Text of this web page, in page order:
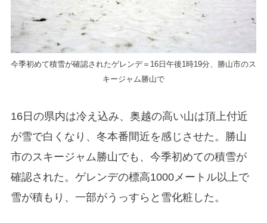
今季初めて積雪が確認されたゲレンデ＝16日午後1時19分、勝山市のス
キージャム勝山で
16日の県内は冷え込み、奥越の高い山は頂上付近
が雪で白くなり、冬本番間近を感じさせた。勝山
市のスキージャム勝山でも、今季初めての積雪が
確認された。ゲレンデの標高1000メートル以上で
雪が積もり、一部がうっすらと雪化粧した。